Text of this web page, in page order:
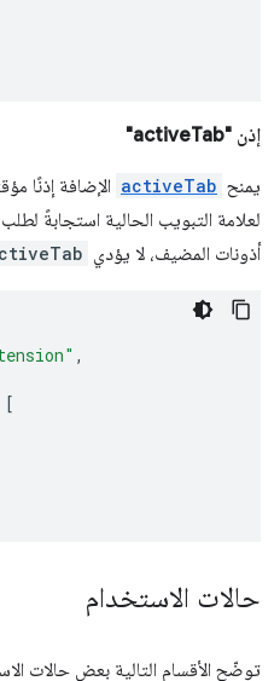
إذن "activeTab"
يمنح activeTab الإضافة إذنًا
لعلامة التبويب الحالية استجابةً
أذونات المضيف، لا يؤدي
,
[
حالات الاستخدام
توضّح الأقسام التالية بعض حالات